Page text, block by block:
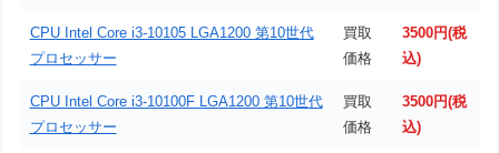
CPU Intel Core i3-10105 LGA1200 第10世代
プロセッサー
買取
価格
3500円(税
込)
CPU Intel Core i3-10100F LGA1200 第10世代
プロセッサー
買取
価格
3500円(税
込)